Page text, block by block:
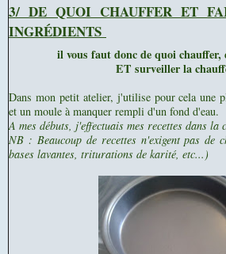
3/ DE QUOI CHAUFFER ET
INGRÉDIENTS
il vous faut donc de quoi chauffer,
ET surveiller la
Dans mon petit atelier, j'utilise pour cela une
et un moule à manquer rempli d'un fond d'eau.
A mes débuts, j'effectuais mes recettes dans la
NB : Beaucoup de recettes n'exigent pas de
bases lavantes, triturations de karité, etc...)